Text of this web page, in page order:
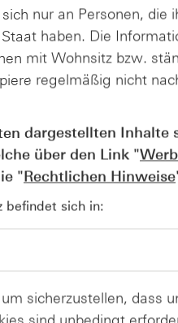
Der Blick
nur an Personen,
haben. Die
mit Wohnsitz bzw.
regelmäßig nicht
dargestellten Inhalte
über den Link "
"Rechtlichen Hinweise
befindet sich in:
sicherzustellen, dass